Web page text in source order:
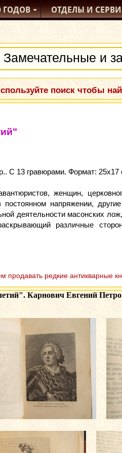
ГОДОВ ОТДЕЛЫИ
поиск чтобы
С 13 гравюрами. Формат: 25x17
женщин,
напряжении,
деятельности масонских
различные
продавать редкие антикварные
Карнович Евгений